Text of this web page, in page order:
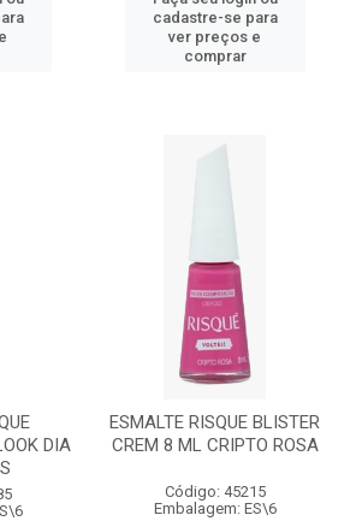
cadastre-se para
ver preços e
comprar
DIA
ESMALTE RISQUE BLISTER
CREM 8 ML CRIPTO ROSA
Código: 45215
Embalagem: ES\6